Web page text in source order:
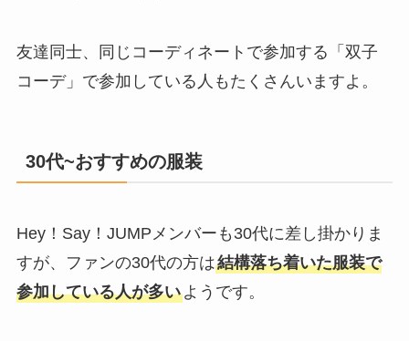
友達同士、同じコーディネートで参加する「双子
コーデ」で参加している人もたくさんいますよ。
30代~おすすめの服装
Hey！Say！JUMPメンバーも30代に差し掛かりま
すが、ファンの30代の方は結構落ち着いた服装で
参加している人が多いようです。